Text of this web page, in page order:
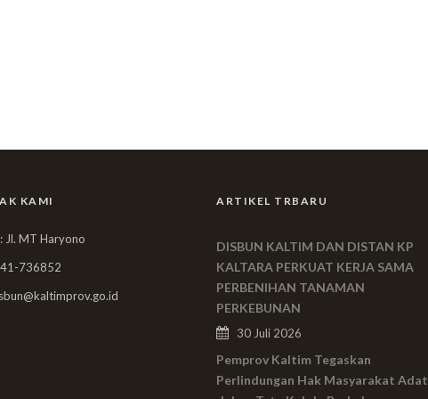
KAMI
Jl. MT Haryono
736852
ARTIKEL TRBARU
DISBUN KALTIM DAN DISTAN KP
KALTARA PERKUAT KERJA SAMA
PERBENIHAN TANAMAN
PERKEBUNAN
30 Juli 2026
Pemprov Kaltim Tegaskan
Perlindungan Hak Masyarakat Adat